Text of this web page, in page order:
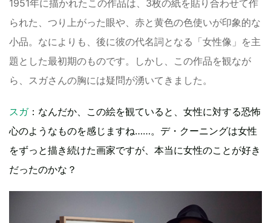
1951年に描かれたこの作品は、3枚の紙を貼り合わせて作
られた、つり上がった眼や、赤と黄色の色使いが印象的な
小品。なによりも、後に彼の代名詞となる「女性像」を主
題とした最初期のものです。しかし、この作品を観なが
ら、スガさんの胸には疑問が湧いてきました。
スガ：なんだか、この絵を観ていると、女性に対する恐怖
心のようなものを感じますね……。デ・クーニングは女性
をずっと描き続けた画家ですが、本当に女性のことが好き
だったのかな？